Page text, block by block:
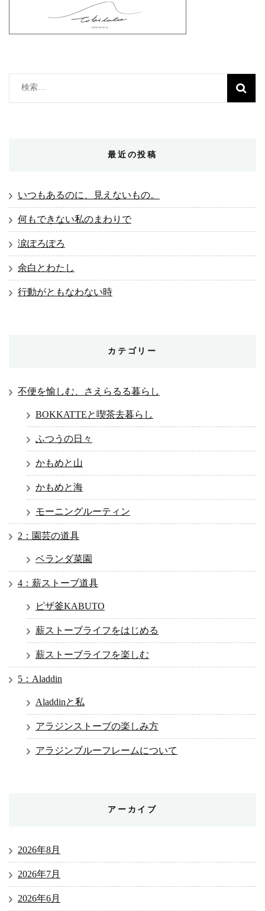
検
最近の投稿
いつもあるのに、見えないもの。
何もできない私のまわりで
涙ぽろぽろ
余白とわたし
行動がともなわない時
カテゴリー
不便を愉しむ、さえらるる暮らし
BOKKATTEと喫茶去暮らし
ふつうの日々
かもめと山
かもめと海
モーニングルーティン
2：園芸の道具
ベランダ菜園
4：薪ストーブ道具
ピザ釜KABUTO
薪ストーブライフをはじめる
薪ストーブライフを楽しむ
5：Aladdin
Aladdinと私
アラジンストーブの楽しみ方
アラジンブルーフレームについて
アーカイブ
2026年8月
2026年7月
2026年6月